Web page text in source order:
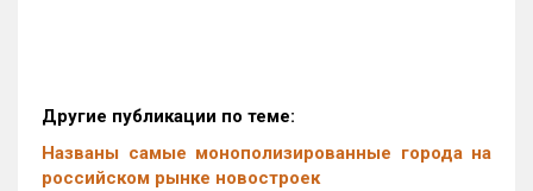
Другие публикации по теме:
Названы самые монополизированные города на
российском рынке новостроек